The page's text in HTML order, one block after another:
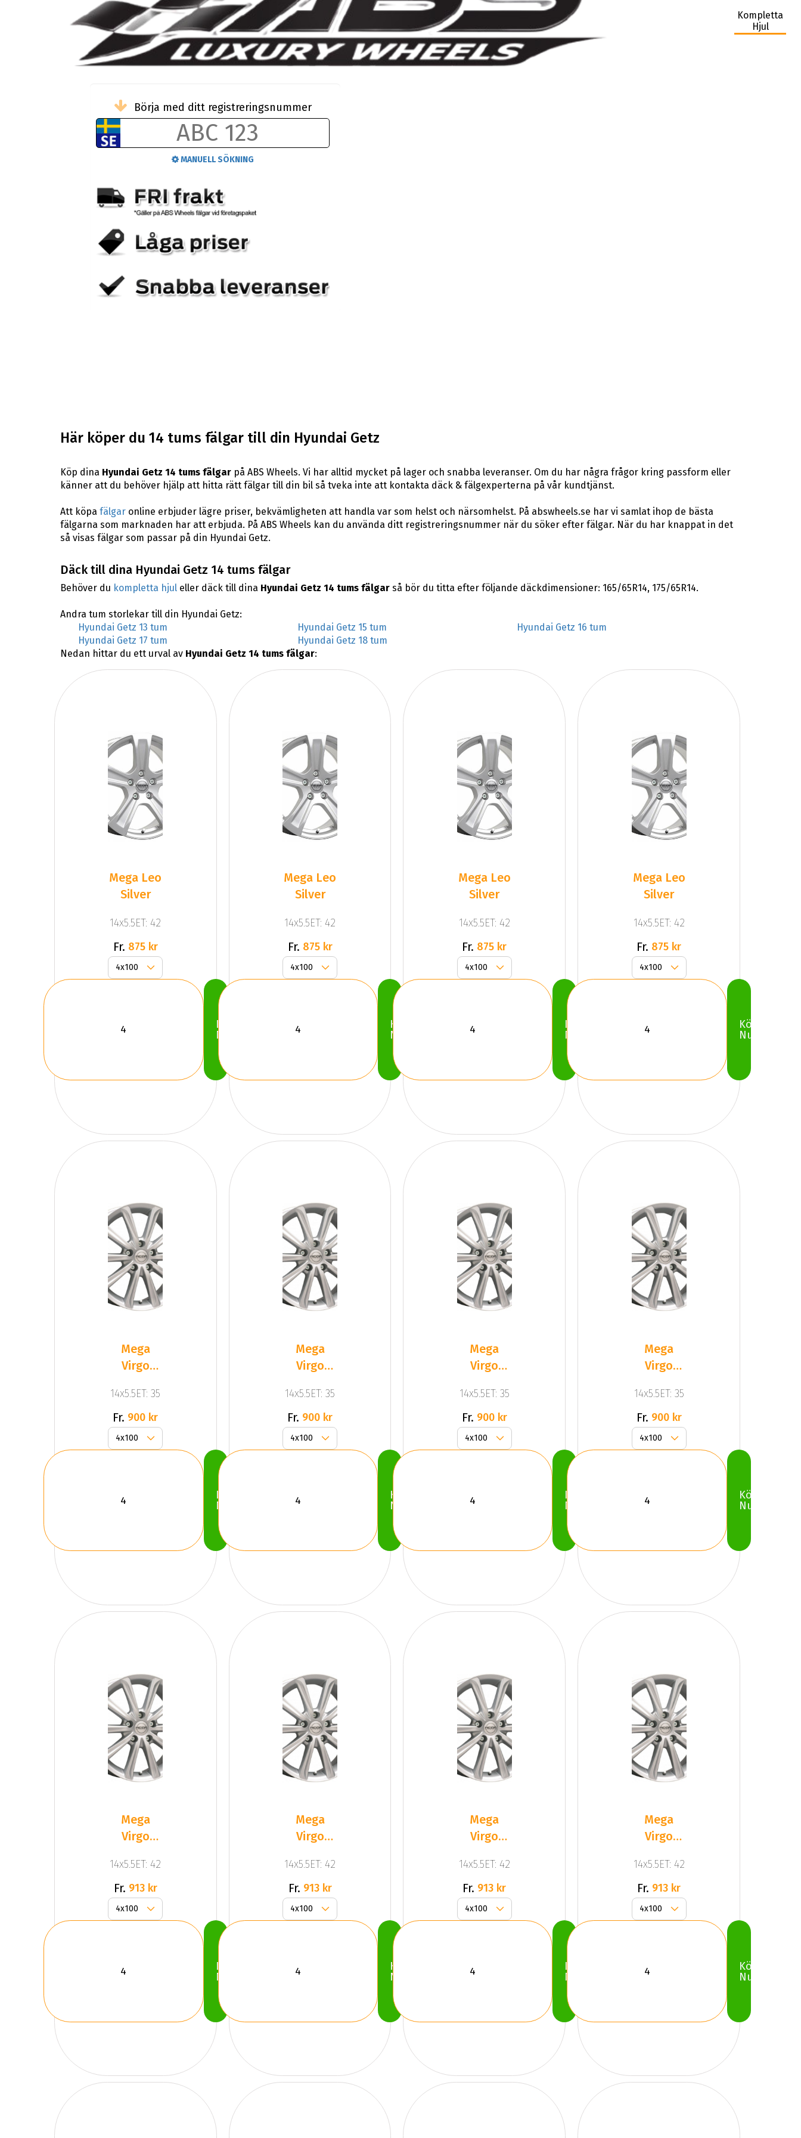
Kompletta
Hjul
Börja med ditt registreringsnummer
MANUELL SÖKNING
Här köper du 14 tums fälgar till din Hyundai Getz
Köp dina Hyundai Getz 14 tums fälgarpå ABS Wheels. Vi har alltid mycket på lager och snabba leveranser. Om du har några frågor kring passform eller
känner att du behöver hjälp att hitta rätt fälgar till din bil så tveka inte att kontakta däck & fälgexperterna på vår kundtjänst.
Att köpa fälgaronline erbjuder lägre priser, bekvämligheten att handla var som helst och närsomhelst. På abswheels.se har vi samlat ihop de bästa
fälgarna som marknaden har att erbjuda. På ABS Wheels kan du använda ditt registreringsnummer när du söker efter fälgar. När du har knappat in det
så visas fälgar som passar på din Hyundai Getz.
Däck till dina Hyundai Getz 14 tums fälgar
Behöver du kompletta hjuleller däck till dina Hyundai Getz 14 tums fälgarså bör du titta efter följande däckdimensioner: 165/65R14, 175/65R14.
Andra tum storlekar till din Hyundai Getz:
Hyundai Getz 13 tum
Hyundai Getz 15 tum
Hyundai Getz 16 tum
Hyundai Getz 17 tum
Hyundai Getz 18 tum
Nedan hittar du ett urval av Hyundai Getz 14 tums fälgar:
Mega Leo
Silver
14x5.5ET: 42
Fr. 875 kr
Köp
Nu
Mega Leo
Silver
14x5.5ET: 42
Fr. 875 kr
Köp
Nu
Mega Leo
Silver
14x5.5ET: 42
Fr. 875 kr
Köp
Nu
Mega Leo
Silver
14x5.5ET: 42
Fr. 875 kr
Köp
Nu
Mega
Virgo
14x5.5ET: 35
Fr. 900 kr
Köp
Nu
Mega
Virgo
14x5.5ET: 35
Fr. 900 kr
Köp
Nu
Mega
Virgo
14x5.5ET: 35
Fr. 900 kr
Köp
Nu
Mega
Virgo
14x5.5ET: 35
Fr. 900 kr
Köp
Nu
Mega
Virgo
14x5.5ET: 42
Fr. 913 kr
Köp
Nu
Mega
Virgo
14x5.5ET: 42
Fr. 913 kr
Köp
Nu
Mega
Virgo
14x5.5ET: 42
Fr. 913 kr
Köp
Nu
Mega
Virgo
14x5.5ET: 42
Fr. 913 kr
Köp
Nu